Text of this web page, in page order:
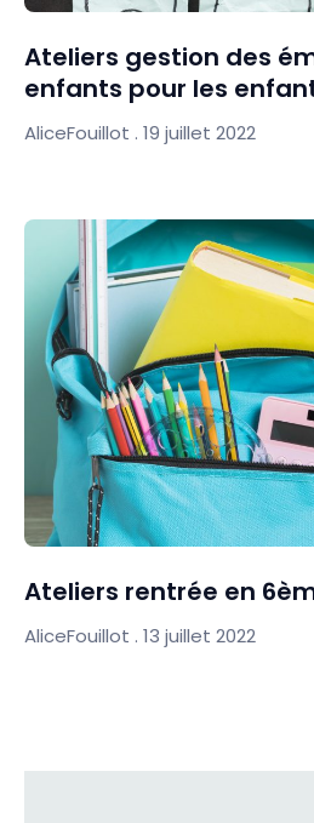
Ateliers gestion des
enfants pour les
AliceFouillot 19 juillet 2022
Ateliers rentrée en
AliceFouillot 13 juillet 2022